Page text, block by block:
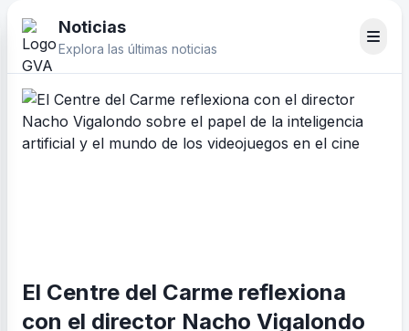
Noticias
Explora las últimas noticias
El Centre del Carme reflexiona
con el director Nacho Vigalondo